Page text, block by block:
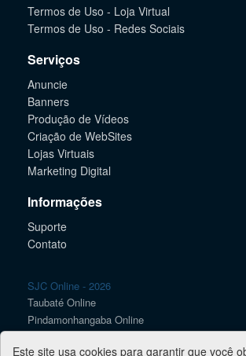
Este site usa cookies para garantir que você
Termos de Uso - Loja Virtual
Termos de Uso - Redes Sociais
Serviços
Anuncie
Banners
Produção de Vídeos
Criação de WebSites
Lojas Virtuais
Marketing Digital
Informações
Suporte
Contato
SJC Online - 2026
Taubaté Online
Pindamonhangaba Online